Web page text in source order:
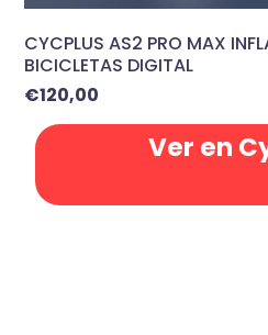
CYCPLUS AS2 PRO MAX
BICICLETAS DIGITAL
€120,00
Ver en